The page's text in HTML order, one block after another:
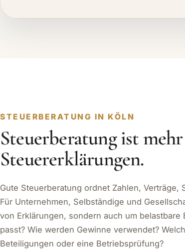
STEUERBERATUNG IN KÖLN
Steuerberatung ist
Steuererklärungen.
Gute Steuerberatung ordnet Zahlen,
Für Unternehmen, Selbständige und
von Erklärungen, sondern auch um
passt? Wie werden Gewinne verwendet?
Beteiligungen oder eine Betriebsprüfung?